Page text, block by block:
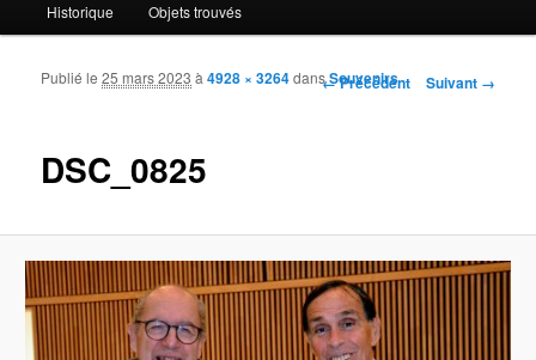
Historique Objets trouvés
Navigation des images
← Précédent Suivant →
DSC_0825
Publié le25 mars 2023 à4928 × 3264dansSouvenirs